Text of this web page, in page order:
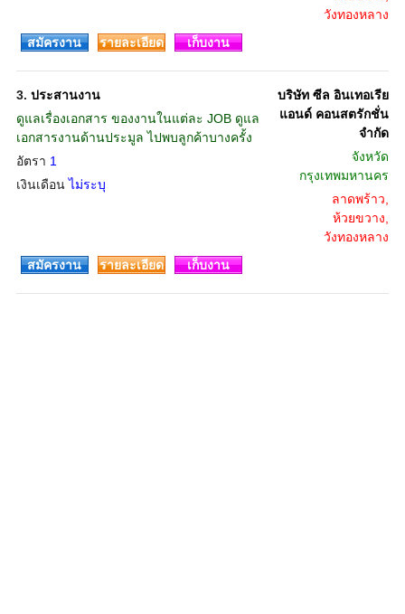
วังทองหลาง
สมัครงาน
รายละเอียด เก็บงาน
3. ประสานงาน
ดูแลเรื่องเอกสาร ของงานในแต่ละ JOB ดูแล
เอกสารงานด้านประมูล ไปพบลูกค้าบางครั้ง
อัตรา 1
เงินเดือนไม่ระบุ
บริษัท ซีล อินเทอเรีย
แอนด์ คอนสตรักชั่น
จำกัด
จังหวัด
กรุงเทพมหานคร
ลาดพร้าว,
ห้วยขวาง,
วังทองหลาง
สมัครงาน
รายละเอียด เก็บงาน